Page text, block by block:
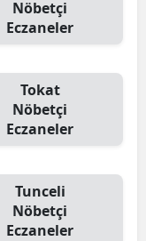
Nöbetçi
Eczaneler
Tokat
Nöbetçi
Eczaneler
Tunceli
Nöbetçi
Eczaneler